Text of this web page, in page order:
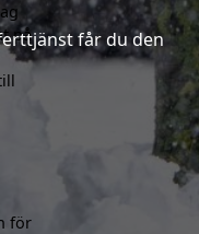
får du den
på
för